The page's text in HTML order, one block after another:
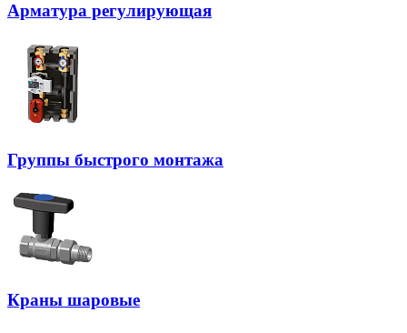
Арматура регулирующая
Группы быстрого монтажа
Краны шаровые